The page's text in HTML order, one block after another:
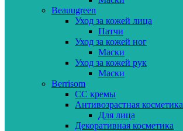
Beauugreen
Уход за кожей лица
Патчи
Уход за кожей ног
Маски
Уход за кожей рук
Маски
Berrisom
CC кремы
Антивозрастная косметика
Для лица
Декоративная косметика